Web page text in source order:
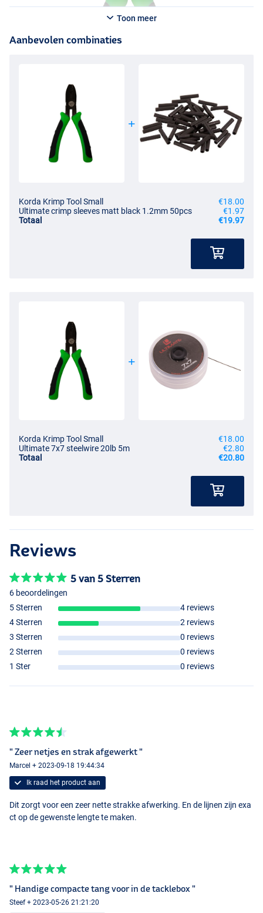
Toon meer
Aanbevolen combinaties
Korda Krimp Tool Small
€18.00
Ultimate crimp sleeves matt black 1.2mm 50pcs
€1.97
Totaal
€19.97
Korda Krimp Tool Small
€18.00
Ultimate 7x7 steelwire 20lb 5m
€2.80
Totaal
€20.80
Reviews
5 van 5 Sterren
6 beoordelingen
5 Sterren
4 reviews
4 Sterren
2 reviews
3 Sterren
0 reviews
2 Sterren
0 reviews
1 Ster
0 reviews
" Zeer netjes en strak afgewerkt "
Marcel + 2023-09-18 19:44:34
Ik raad het product aan
Dit zorgt voor een zeer nette strakke afwerking. En de lijnen zijn exa
ct op de gewenste lengte te maken.
" Handige compacte tang voor in de tacklebox "
Steef + 2023-05-26 21:21:20